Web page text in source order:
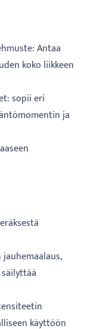
Antaa
koko liikkeen
sopii eri
ja
käyttöön